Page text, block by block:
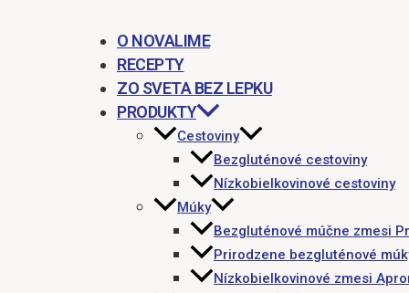
O NOVALIME
RECEPTY
ZO SVETA BEZ LEPKU
PRODUKTY
Cestoviny
Bezgluténové cestoviny
Nízkobielkovinové cestoviny
Múky
Bezgluténové múčne zmesi
Prirodzene bezgluténové
Nízkobielkovinové zmesi